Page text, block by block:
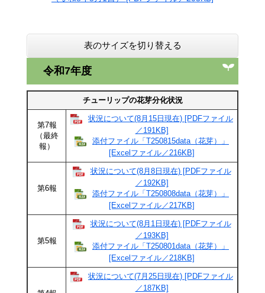
表のサイズを切り替える
令和7年度
チューリップの花芽分化状況
第7報
（最終
報）
状況について(8月15日現在) [PDFファイル
／191KB]
添付ファイル「T250815data（花芽）」
[Excelファイル／216KB]
第6報
状況について(8月8日現在) [PDFファイル
／192KB]
添付ファイル「T250808data（花芽）」
[Excelファイル／217KB]
第5報
状況について(8月1日現在) [PDFファイル
／193KB]
添付ファイル「T250801data（花芽）」
[Excelファイル／218KB]
状況について(7月25日現在) [PDFファイル
／187KB]